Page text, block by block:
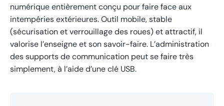
numérique entièrement conçu pour faire face aux
intempéries extérieures. Outil mobile, stable
(sécurisation et verrouillage des roues) et attractif, il
valorise l’enseigne et son savoir-faire. L’administration
des supports de communication peut se faire très
simplement, à l’aide d’une clé USB.